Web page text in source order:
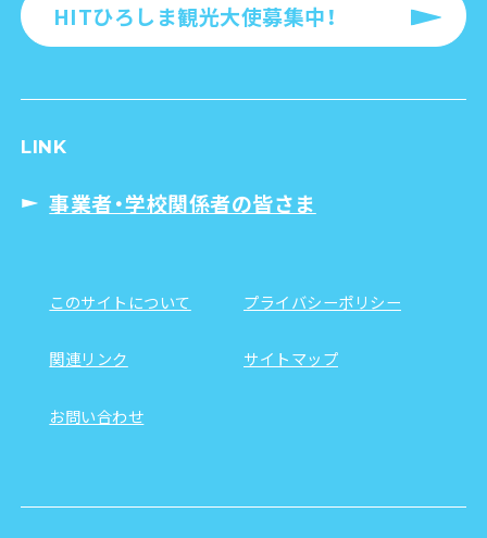
HITひろしま観光大使募集中！
LINK
事業者・学校関係者の皆さま
このサイトについて プライバシーポリシー
関連リンク サイトマップ
お問い合わせ